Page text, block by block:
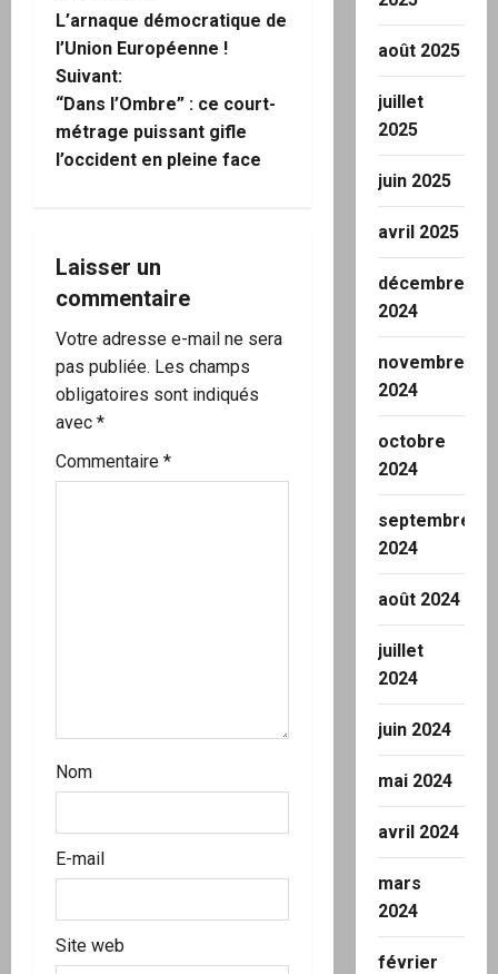
a
v
i
t
i
o
n
d
c
l
e
L’arnaque démocratique de
l’Union Européenne !
Suivant:
“Dans l’Ombre” : ce court-
métrage puissant gifle
l’occident en pleine face
Laisser un
commentaire
Votre adresse e-mail ne sera
pas publiée. Les champs
obligatoires sont indiqués
avec *
Commentaire *
Nom
E-mail
Site web
août 2025
juillet
2025
juin 2025
avril 2025
décembre
2024
novembre
2024
octobre
2024
septembre
2024
août 2024
juillet
2024
juin 2024
mai 2024
avril 2024
mars
2024
février